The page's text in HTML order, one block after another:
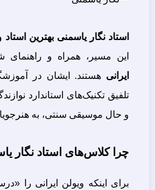
استاد نگار یاسمنی بهترین
این مسیر، همراه و راهنمای
ایرانی هستند. ایشان در
تلفیق تکنیک‌های استاندارد
و حال موسیقی سنتی، به
چرا کلاس‌های استاد نگار
برای اینکه ویولن ایرانی را